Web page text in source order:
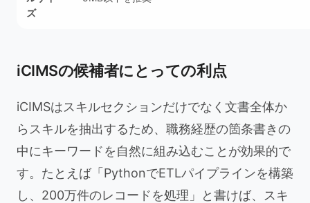
ズ
iCIMSの候補者にとっての利点
iCIMSはスキルセクションだけでなく文書全体か
らスキルを抽出するため、職務経歴の箇条書きの
中にキーワードを自然に組み込むことが効果的で
す。たとえば「PythonでETLパイプラインを構築
し、200万件のレコードを処理」と書けば、スキ